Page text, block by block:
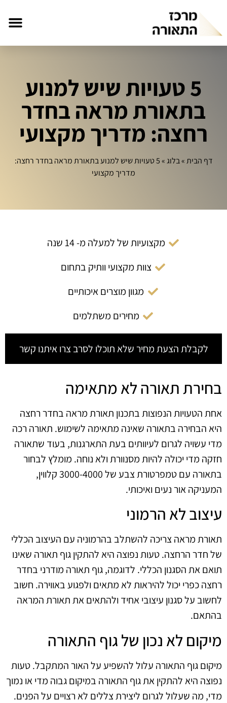
5 טעויות שיש למנוע
בתאורת מראה בחדר
רחצה: מדריך מקצועי
דף הבית»בלוג»
5 טעויות שיש למנוע בתאורת מראה בחדר רחצה:
מדריך מקצועי
מקצועיות של למעלה מ- 14 שנה
צוות מקצועי וותיק בתחום
מגוון מוצרים איכותיים
מחירים משתלמים
לקבלת הצעת מחיר שלא תוכלו לסרב צרו איתנו קשר
בחירת תאורה לא מתאימה
אחת הטעויות הנפוצות בתכנון תאורת מראה בחדר רחצה
היא הבחירה בתאורה שאינה מתאימה לשימוש. תאורה רכה
מדי עשויה לגרום לעיוותים בעת התארגנות, בעוד שתאורה
חזקה מדי יכולה להיות מסנוורת ולא נוחה. מומלץ לבחור
בתאורה עם טמפרטורת צבע של 3000-4000 קלווין,
המעניקה אור נעים ואיכותי.
עיצוב לא הרמוני
תאורת מראה צריכה להשתלב בהרמוניה עם העיצוב הכללי
של חדר הרחצה. טעות נפוצה היא להתקין גוף תאורה שאינו
תואם את הסגנון הכללי. לדוגמה, גוף תאורה מודרני בחדר
רחצה כפרי יכול להיראות לא מתאים ולפגוע באווירה. חשוב
לחשוב על סגנון עיצובי אחיד ולהתאים את תאורת המראה
בהתאם.
מיקום לא נכון של גוף התאורה
מיקום גוף התאורה עלול להשפיע על האור המתקבל. טעות
נפוצה היא להתקין את גוף התאורה במיקום גבוה מדי או נמוך
מדי, מה שעלול לגרום ליצירת צללים לא רצויים על הפנים.